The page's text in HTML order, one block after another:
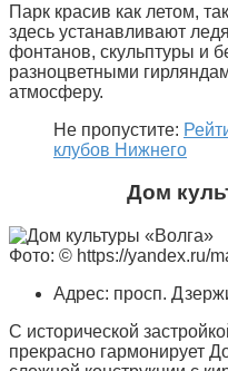
Парк красив как летом,
здесь устанавливают
фонтанов, скульптуры и
разноцветными
атмосферу.
Не пропустите:
клубов Нижнего
Дом
Фото: © https://yandex.ru/
Адрес: просп.
С исторической
прекрасно гармонирует